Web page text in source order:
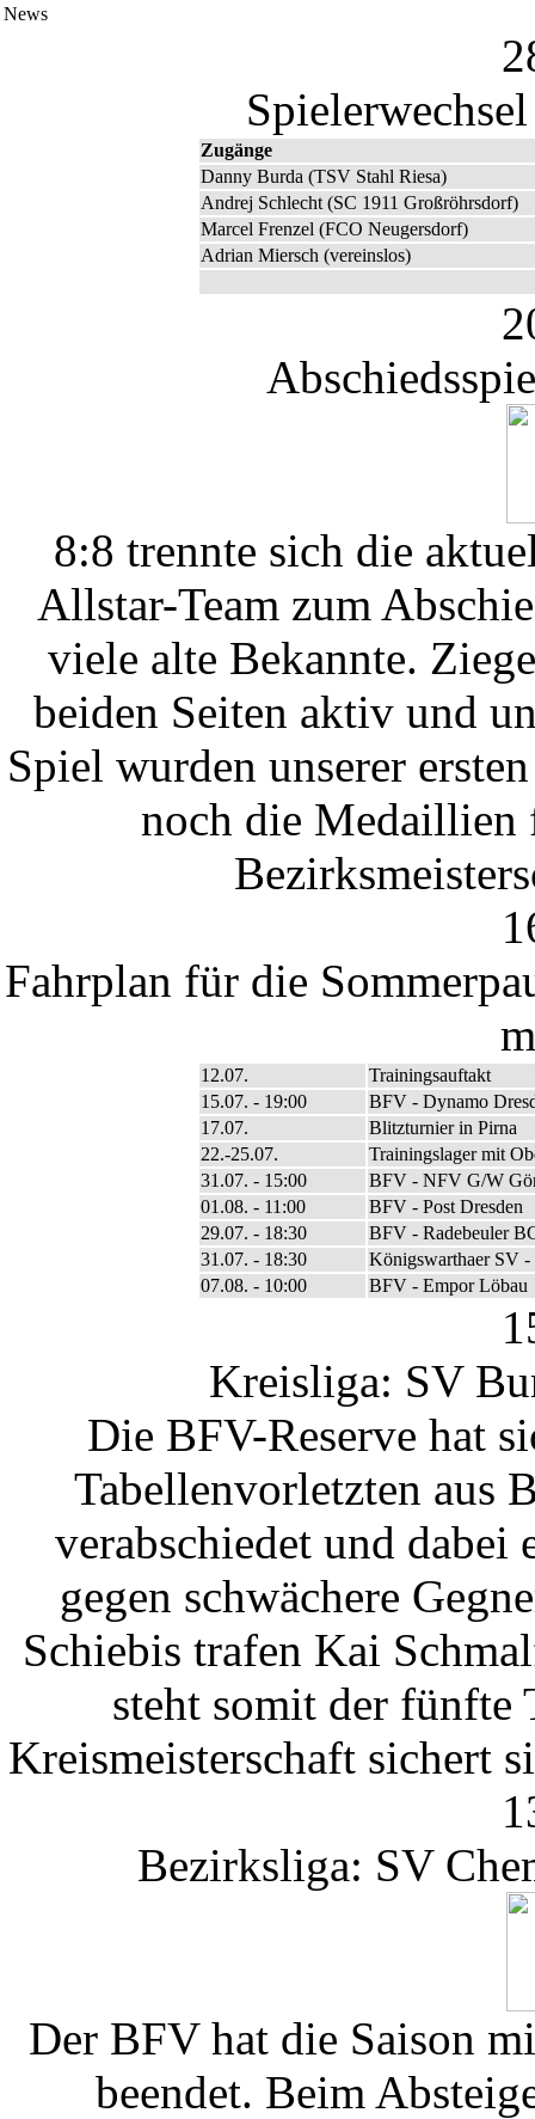
News
Zugänge
Danny Burda (TSV Stahl Riesa)
Andrej Schlecht (SC 1911 Großröhrsdorf)
Marcel Frenzel (FCO Neugersdorf)
Adrian Miersch (vereinslos)
8:8 trennte sich die
Allstar-Team zum
viele alte Bekannte.
beiden Seiten aktiv und
Spiel wurden unserer
noch die Medaillien
Fahrplan für die
12.07.
Trainingsauftakt
15.07. - 19:00
BFV - Dynamo
17.07.
Blitzturnier in Pirna
22.-25.07.
Trainingslager mit
31.07. - 15:00
BFV - NFV G/W
01.08. - 11:00
BFV - Post Dresden
29.07. - 18:30
BFV - Radebeuler
31.07. - 18:30
Königswarthaer SV
07.08. - 10:00
BFV - Empor Löbau
Kreisliga: SV
Die BFV-Reserve hat
Tabellenvorletzten aus
verabschiedet und dabei
gegen schwächere
Schiebis trafen Kai
steht somit der fünfte
Kreismeisterschaft sichert
Bezirksliga: SV
Der BFV hat die Saison
beendet. Beim